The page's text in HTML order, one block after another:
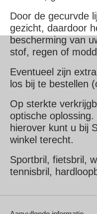
Door de gecurvde
gezicht, daardoor
bescherming van
stof, regen of
Eventueel zijn
los bij te bestellen
Op sterkte
optische
hierover kunt u bij
winkel terecht.
Sportbril, fietsbril,
tennisbril,